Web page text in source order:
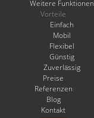
Weitere Funktionen
Vorteile
Einfach
Mobil
Flexibel
Günstig
Zuverlässig
Preise
Referenzen
Blog
Kontakt